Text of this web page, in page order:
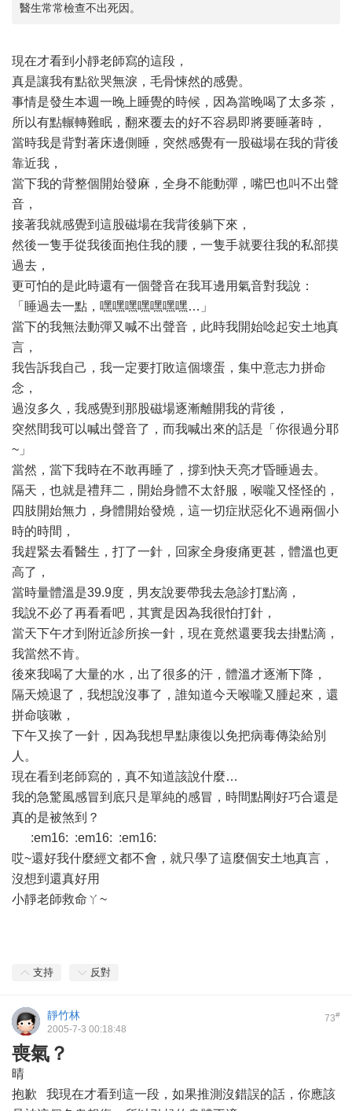
醫生常常檢查不出死因。
現在才看到小靜老師寫的這段，
真是讓我有點欲哭無淚，毛骨悚然的感覺。
事情是發生本週一晚上睡覺的時候，因為當晚喝了太多茶，
所以有點輾轉難眠，翻來覆去的好不容易即將要睡著時，
當時我是背對著床邊側睡，突然感覺有一股磁場在我的背後
靠近我，
當下我的背整個開始發麻，全身不能動彈，嘴巴也叫不出聲
音，
接著我就感覺到這股磁場在我背後躺下來，
然後一隻手從我後面抱住我的腰，一隻手就要往我的私部摸
過去，
更可怕的是此時還有一個聲音在我耳邊用氣音對我說：
「睡過去一點，嘿嘿嘿嘿嘿嘿嘿…」
當下的我無法動彈又喊不出聲音，此時我開始唸起安土地真
言，
我告訴我自己，我一定要打敗這個壞蛋，集中意志力拼命
念，
過沒多久，我感覺到那股磁場逐漸離開我的背後，
突然間我可以喊出聲音了，而我喊出來的話是「你很過分耶
~」
當然，當下我時在不敢再睡了，撐到快天亮才昏睡過去。
隔天，也就是禮拜二，開始身體不太舒服，喉嚨又怪怪的，
四肢開始無力，身體開始發燒，這一切症狀惡化不過兩個小
時的時間，
我趕緊去看醫生，打了一針，回家全身痠痛更甚，體溫也更
高了，
當時量體溫是39.9度，男友說要帶我去急診打點滴，
我說不必了再看看吧，其實是因為我很怕打針，
當天下午才到附近診所挨一針，現在竟然還要我去掛點滴，
我當然不肯。
後來我喝了大量的水，出了很多的汗，體溫才逐漸下降，
隔天燒退了，我想說沒事了，誰知道今天喉嚨又腫起來，還
拼命咳嗽，
下午又挨了一針，因為我想早點康復以免把病毒傳染給別
人。
現在看到老師寫的，真不知道該說什麼…
我的急驚風感冒到底只是單純的感冒，時間點剛好巧合還是
真的是被煞到？
:em16: :em16: :em16:
哎~還好我什麼經文都不會，就只學了這麼個安土地真言，
沒想到還真好用
小靜老師救命ㄚ~
支持 反對
73#
靜竹林
2005-7-3 00:18:48
喪氣？
晴
抱歉 我現在才看到這一段，如果推測沒錯誤的話，你應該